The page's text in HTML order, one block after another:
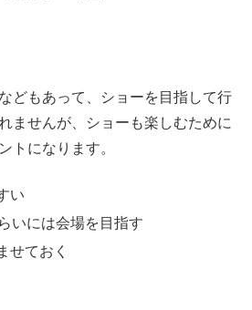
どもあって、ショーを目指して行
ませんが、ショーも楽しむために
トになります。
い
いには会場を目指す
せておく